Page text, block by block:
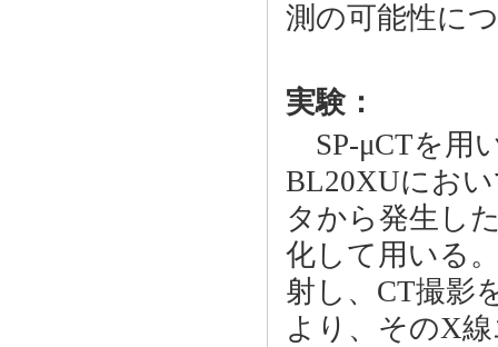
測の可能性に
実験：
SP-μCTを用
BL20XUにお
タから発生し
化して用いる
射し、CT撮影
より、そのX